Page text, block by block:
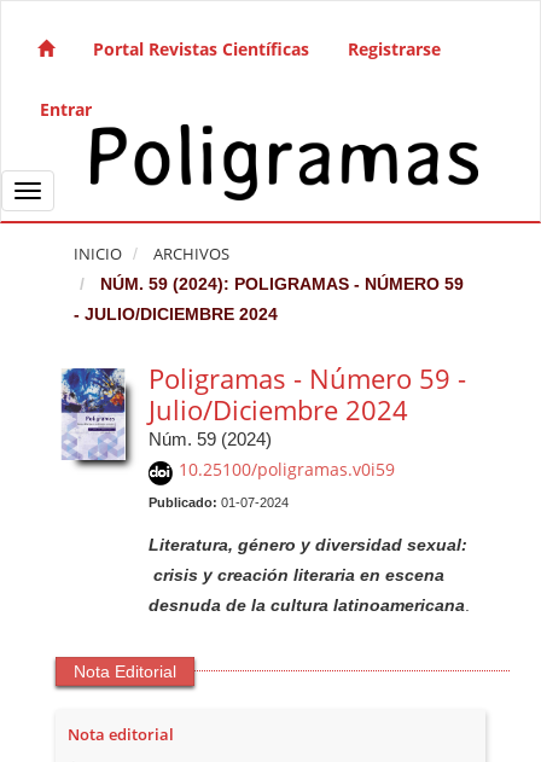
Navegación principal
Barra lateral
Portal Revistas Científicas Registrarse
Entrar
Toggle navigation
INICIO ARCHIVOS
NÚM. 59 (2024): POLIGRAMAS - NÚMERO 59
- JULIO/DICIEMBRE 2024
Poligramas - Número 59 -
Julio/Diciembre 2024
Núm. 59 (2024)
10.25100/poligramas.v0i59
Publicado: 01-07-2024
Literatura, género y diversidad sexual:
crisis y creación literaria en escena
desnuda de la cultura latinoamericana
Nota Editorial
Nota editorial